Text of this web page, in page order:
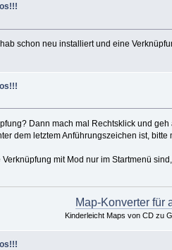
schon neu installiert und eine
Dann mach mal Rechtsklick und geh
dem letztem Anführungszeichen ist, bitte
mit Mod nur im Startmenü
Map-Konverter für
Kinderleicht Maps von CD zu